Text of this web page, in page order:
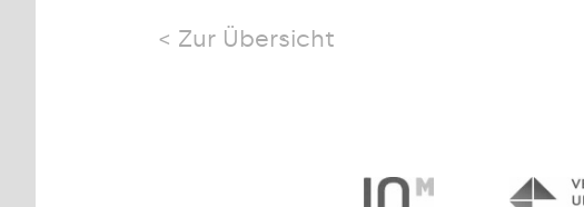
Zur Übersicht